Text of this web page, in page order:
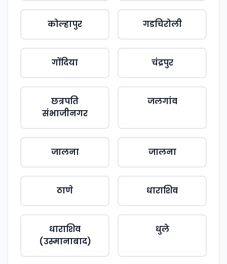
कोल्हापुर गडचिरोली
गोंदिया चंद्रपुर
छत्रपति
संभाजीनगर
जलगांव
जालना जालना
ठाणे धाराशिव
धाराशिव
(उस्मानाबाद)
धुले